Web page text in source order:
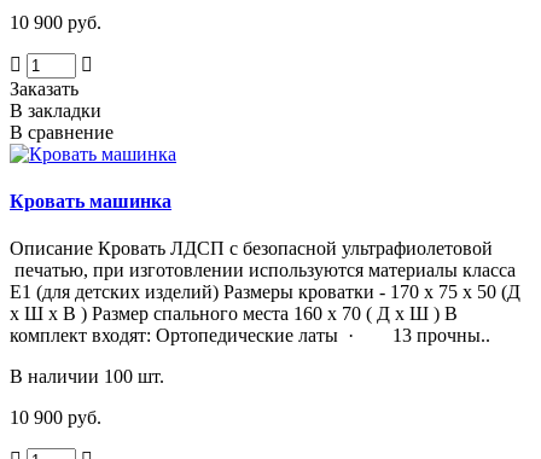
10 900 руб.
Заказать
В закладки
В сравнение
Кровать машинка
Описание Кровать ЛДСП с безопасной ультрафиолетовой
печатью, при изготовлении используются материалы класса
Е1 (для детских изделий) Размеры кроватки - 170 х 75 х 50 (Д
х Ш х В ) Размер спального места 160 х 70 ( Д х Ш ) В
комплект входят: Ортопедические латы · 13 прочны..
В наличии 100 шт.
10 900 руб.